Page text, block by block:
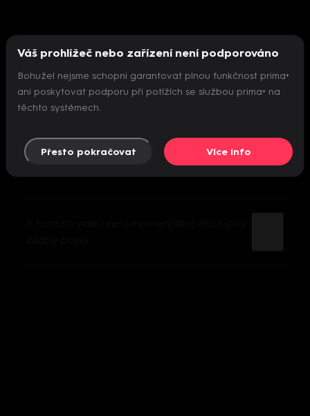
Nepodařilo se inicializovat přehrávač
Váš prohlížeč nebo zařízení není podporováno
Bohužel nejsme schopni garantovat plnou funkčnost prima+
ani poskytovat podporu při potížích se službou prima+ na
těchto systémech.
Přesto pokračovat Více info